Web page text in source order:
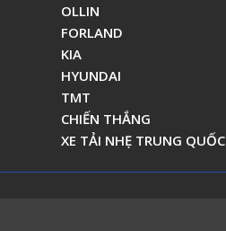
OLLIN
FORLAND
KIA
HYUNDAI
TMT
CHIẾN THẮNG
XE TẢI NHẸ TRUNG QUỐC